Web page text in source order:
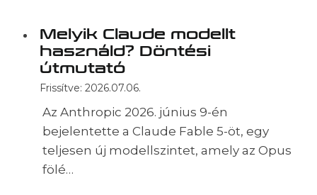
Melyik Claude modellt
használd? Döntési
útmutató
Frissítve: 2026.07.06.
Az Anthropic 2026. június 9-én
bejelentette a Claude Fable 5-öt, egy
teljesen új modellszintet, amely az Opus
fölé…